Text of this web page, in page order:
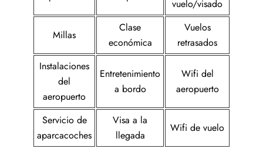
vuelo/visado
Millas
Clase
económica
Vuelos
retrasados
Instalaciones
del
aeropuerto
Entretenimiento
a bordo
Wifi del
aeropuerto
Servicio de
aparcacoches
Visa a la
llegada
Wifi de vuelo